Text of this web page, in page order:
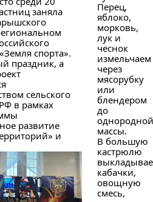
заняла
спорта».
праздник, а
сельского
в рамках
развитие
и
Перец,
яблоко,
морковь,
лук и
чеснок
измельчаем
через
мясорубку
или
блендером
до
однородной
массы.
В большую
кастрюлю
кабачки,
овощную
смесь,